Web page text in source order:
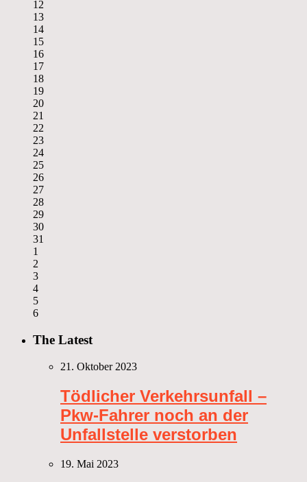
12
13
14
15
16
17
18
19
20
21
22
23
24
25
26
27
28
29
30
31
1
2
3
4
5
6
The Latest
21. Oktober 2023
Tödlicher Verkehrsunfall –
Pkw-Fahrer noch an der
Unfallstelle verstorben
19. Mai 2023